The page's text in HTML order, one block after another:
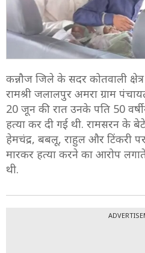
कन्नौज जिले के सदर कोतवाली क्षेत्र
रामश्री जलालपुर अमरा ग्राम
20 जून की रात उनके पति 50
हत्या कर दी गई थी. रामसरन के
हेमचंद्र, बबलू, राहुल और टिंकरी
मारकर हत्या करने का आरोप
थी.